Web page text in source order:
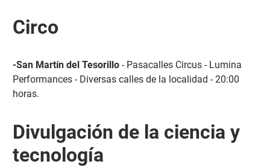
Circo
-San Martín del Tesorillo- Pasacalles Circus - Lumina
Performances - Diversas calles de la localidad - 20:00
horas.
Divulgación de la ciencia y
tecnología